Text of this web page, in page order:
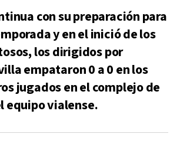
con su preparación para
y en el inició de los
los dirigidos por
empataron 0 a 0 en los
jugados en el complejo de
equipo vialense.